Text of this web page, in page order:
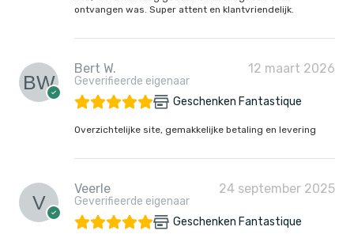
ontvangen was. Super attent en klantvriendelijk.
Bert W.
Geverifieerde eigenaar
12 maart 2026
Geschenken Fantastique
Overzichtelijke site, gemakkelijke betaling en levering
Veerle
Geverifieerde eigenaar
24 september 2025
Geschenken Fantastique